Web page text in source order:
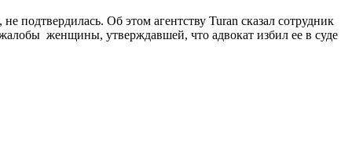
Об этом агентству Turan сказал сотрудник
женщины, утверждавшей, что адвокат избил ее в суде